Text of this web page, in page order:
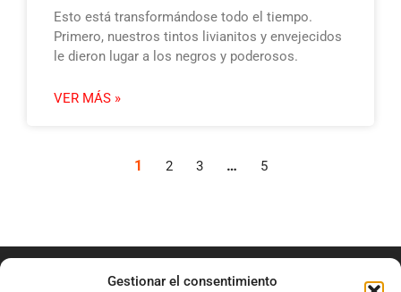
Gestionar el consentimiento
Esto está transformándose todo el tiempo.
Primero, nuestros tintos livianitos y envejecidos
le dieron lugar a los negros y poderosos.
VER MÁS »
1 2 3 … 5